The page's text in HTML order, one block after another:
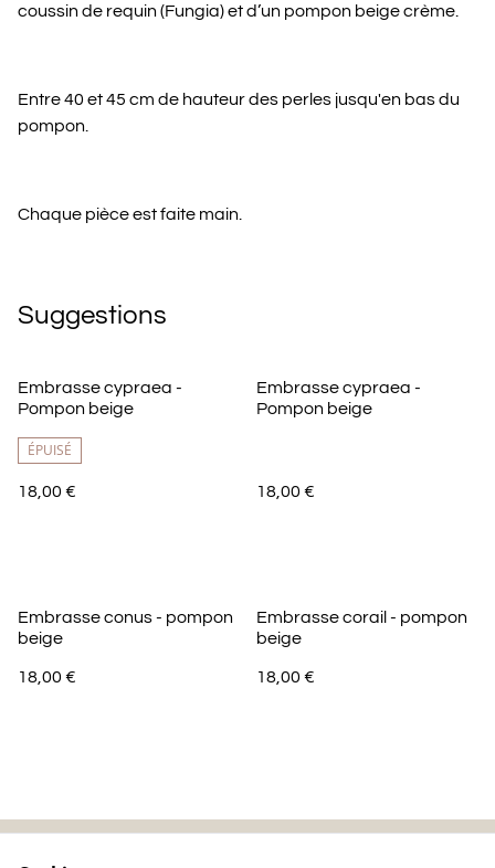
coussin de requin (Fungia) et d’un pompon beige crème.
Entre 40 et 45 cm de hauteur des perles jusqu'en bas du
pompon.
Chaque pièce est faite main.
Suggestions
Embrasse cypraea -
Pompon beige
ÉPUISÉ
18,00 €
Embrasse cypraea -
Pompon beige
18,00 €
Embrasse conus - pompon
beige
18,00 €
Embrasse corail - pompon
beige
18,00 €